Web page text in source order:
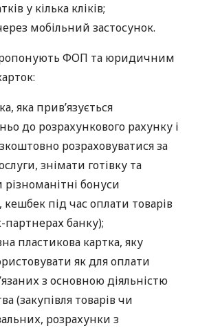
у кілька кліків;
мобільний застосунок.
ФОП та юридичним
яка прив’язується
до розрахункового рахунку і
розраховуватися за
знімати готівку та
бонуси
під час оплати товарів
партнерах банку);
пластикова картка, яку
як для оплати
з основною діяльністю
(закупівля товарів чи
розрахунки з